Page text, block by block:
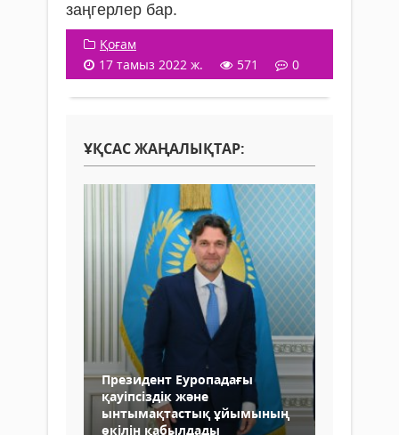
заңгерлер бар.
Қоғам
17 тамыз 2022 ж.
571 0
ҰҚСАС ЖАҢАЛЫҚТАР:
Президент Еуропадағы
қауіпсіздік және
ынтымақтастық ұйымының
өкілін қабылдады